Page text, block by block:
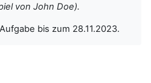
von John Doe).
bis zum 28.11.2023.